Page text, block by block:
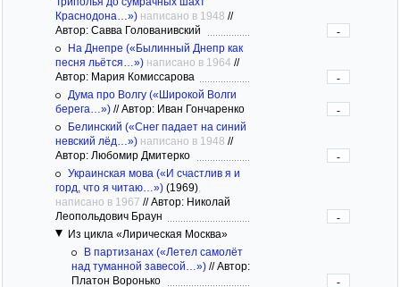
Краснодона…») написано в 1948 //
Автор: Савва Голованивский
-
На Днепре («Былинный Днепр как
песня льётся…») написано в 1964 //
Автор: Мария Комиссарова
-
Дума про Волгу («Широкой Волги
берега…») //Автор: Иван Гончаренко
-
Белинский («Снег падает на синий
невский лёд…») написано в 1948 //
Автор: Любомир Дмитерко
-
Украинская мова («И счастлив я и
горд, что я читаю…») (1969)
написано в 1967 //Автор: Николай
Леопольдович Браун
-
Из цикла «Лирическая Москва»
В партизанах («Летел самолёт
над туманной завесой…») //Автор:
Платон Воронько
-